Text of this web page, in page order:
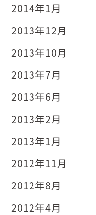
2014年1月
2013年12月
2013年10月
2013年7月
2013年6月
2013年2月
2013年1月
2012年11月
2012年8月
2012年4月